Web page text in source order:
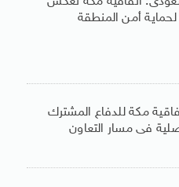
لحماية أمن المنطقة
مكة للدفاع المشترك
فى مسار التعاون